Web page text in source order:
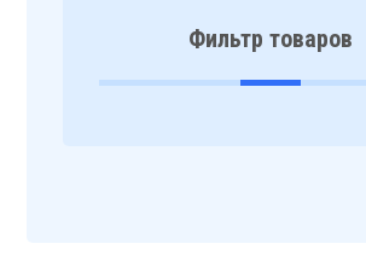
Фильтр товаров